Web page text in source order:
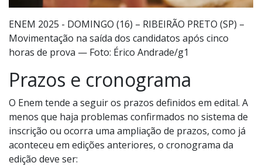
ENEM 2025 - DOMINGO (16) – RIBEIRÃO PRETO (SP) –
Movimentação na saída dos candidatos após cinco
horas de prova — Foto: Érico Andrade/g1
Prazos e cronograma
O Enem tende a seguir os prazos definidos em edital. A
menos que haja problemas confirmados no sistema de
inscrição ou ocorra uma ampliação de prazos, como já
aconteceu em edições anteriores, o cronograma da
edição deve ser: